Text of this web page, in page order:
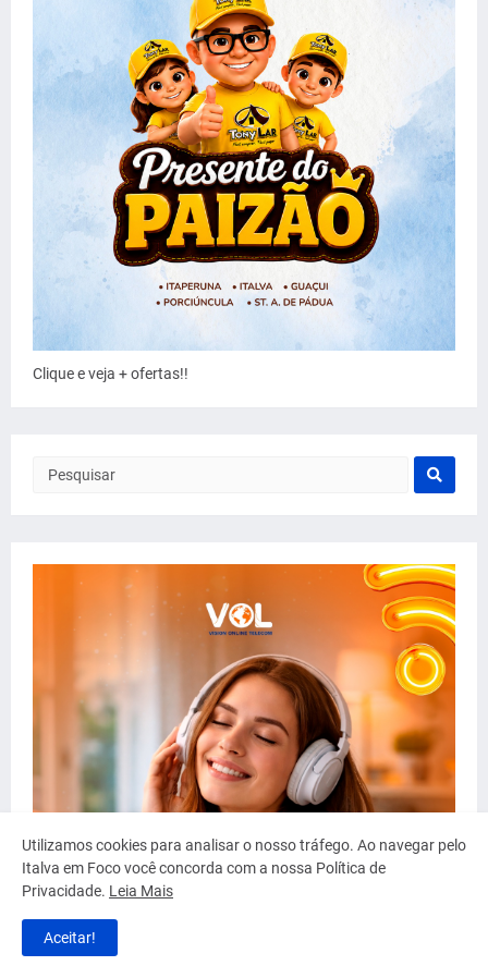
Clique e veja + ofertas!!
Utilizamos cookies para analisar o nosso tráfego. Ao navegar pelo
Italva em Foco você concorda com a nossa Política de
Privacidade. Leia Mais
Aceitar!